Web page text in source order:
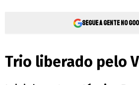
Segue a gente no
Trio liberado pelo